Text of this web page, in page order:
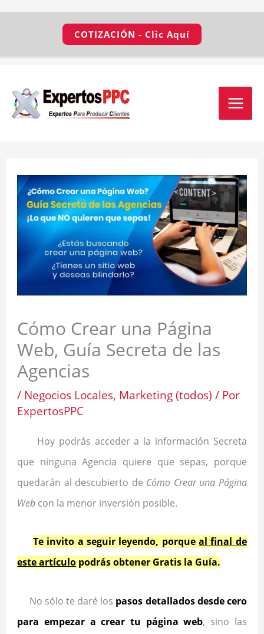
contenido
COTIZACIÓN - Clic Aquí
Cómo Crear una Página
Web, Guía Secreta de las
Agencias
/ Negocios Locales, Marketing (todos) / Por
ExpertosPPC
Hoy podrás acceder a la información Secreta
que ninguna Agencia quiere que sepas, porque
quedarán al descubierto de Cómo Crear una Página
Web con la menor inversión posible.
Te invito a seguir leyendo, porqueal final de
este artículo podrás obtener Gratis la Guía.
No sólo te daré los pasos detallados desde cero
para empezar a crear tu página web, sino las